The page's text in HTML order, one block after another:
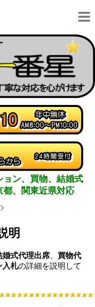
ン、買物、結婚式
都、関東近県対応
明
婚式代理出席
買物代
入札の詳細を説明して